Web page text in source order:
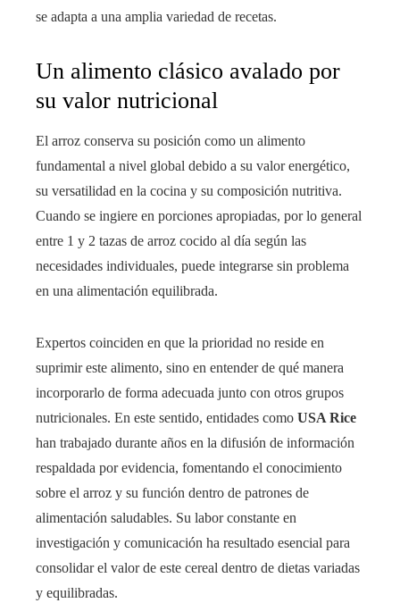
se adapta a una amplia variedad de recetas.
Un alimento clásico avalado por
su valor nutricional
El arroz conserva su posición como un alimento
fundamental a nivel global debido a su valor energético,
su versatilidad en la cocina y su composición nutritiva.
Cuando se ingiere en porciones apropiadas, por lo general
entre 1 y 2 tazas de arroz cocido al día según las
necesidades individuales, puede integrarse sin problema
en una alimentación equilibrada.
Expertos coinciden en que la prioridad no reside en
suprimir este alimento, sino en entender de qué manera
incorporarlo de forma adecuada junto con otros grupos
nutricionales. En este sentido, entidades como USA Rice
han trabajado durante años en la difusión de información
respaldada por evidencia, fomentando el conocimiento
sobre el arroz y su función dentro de patrones de
alimentación saludables. Su labor constante en
investigación y comunicación ha resultado esencial para
consolidar el valor de este cereal dentro de dietas variadas
y equilibradas.